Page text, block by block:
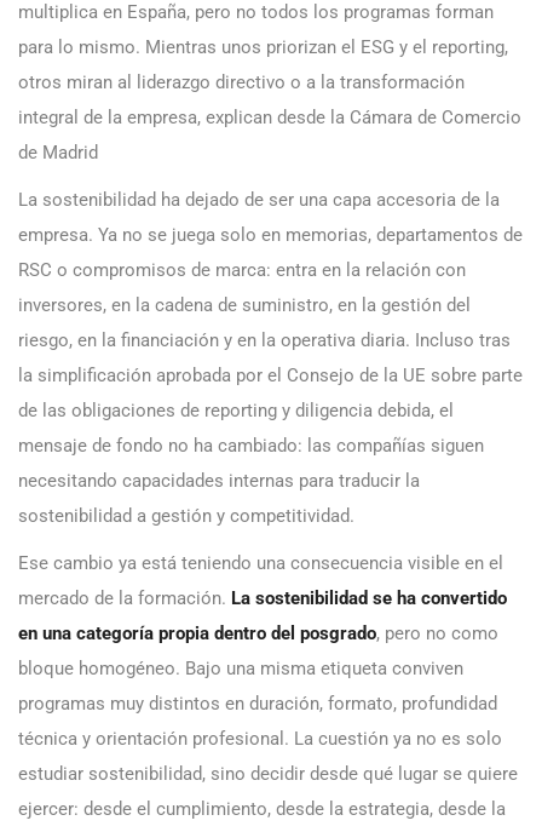
multiplica en España, pero no todos los programas forman
para lo mismo. Mientras unos priorizan el ESG y el reporting,
otros miran al liderazgo directivo o a la transformación
integral de la empresa, explican desde la Cámara de Comercio
de Madrid
La sostenibilidad ha dejado de ser una capa accesoria de la
empresa. Ya no se juega solo en memorias, departamentos de
RSC o compromisos de marca: entra en la relación con
inversores, en la cadena de suministro, en la gestión del
riesgo, en la financiación y en la operativa diaria. Incluso tras
la simplificación aprobada por el Consejo de la UE sobre parte
de las obligaciones de reporting y diligencia debida, el
mensaje de fondo no ha cambiado: las compañías siguen
necesitando capacidades internas para traducir la
sostenibilidad a gestión y competitividad.
Ese cambio ya está teniendo una consecuencia visible en el
mercado de la formación. La sostenibilidad se ha convertido
en una categoría propia dentro del posgrado, pero no como
bloque homogéneo. Bajo una misma etiqueta conviven
programas muy distintos en duración, formato, profundidad
técnica y orientación profesional. La cuestión ya no es solo
estudiar sostenibilidad, sino decidir desde qué lugar se quiere
ejercer: desde el cumplimiento, desde la estrategia, desde la